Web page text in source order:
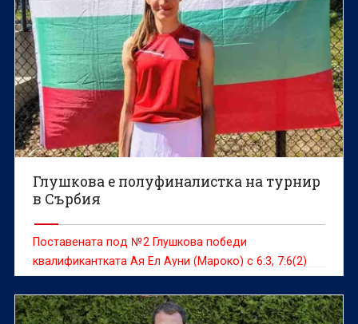
Глушкова е полуфиналистка на турнир
в Сърбия
Поставената под №2 Глушкова победи
квалификантката Ая Ел Ауни (Мароко) с 6:3, 7:6(2)